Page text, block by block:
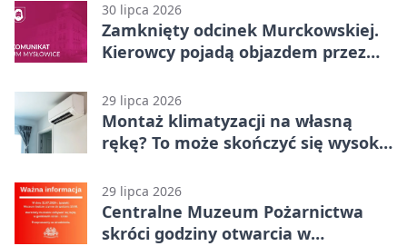
30 lipca 2026
Zamknięty odcinek Murckowskiej.
Kierowcy pojadą objazdem przez
29 lipca 2026
Montaż klimatyzacji na własną
rękę? To może skończyć się wysoką
29 lipca 2026
Centralne Muzeum Pożarnictwa
skróci godziny otwarcia w